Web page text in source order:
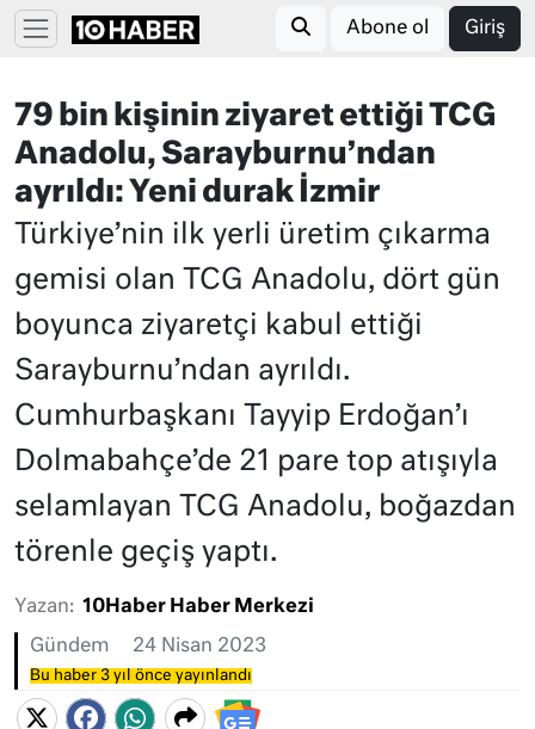
Abone ol Giriş
79 bin kişinin ziyaret ettiği TCG
Anadolu, Sarayburnu’ndan
ayrıldı: Yeni durak İzmir
Türkiye’nin ilk yerli üretim çıkarma
gemisi olan TCG Anadolu, dört gün
boyunca ziyaretçi kabul ettiği
Sarayburnu’ndan ayrıldı.
Cumhurbaşkanı Tayyip Erdoğan’ı
Dolmabahçe’de 21 pare top atışıyla
selamlayan TCG Anadolu, boğazdan
törenle geçiş yaptı.
Yazan: 10Haber Haber Merkezi
Gündem 24 Nisan 2023
Bu haber 3 yıl önce yayınlandı